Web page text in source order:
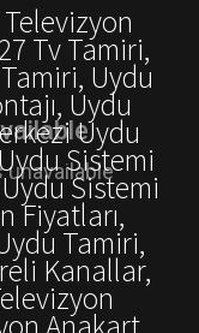
Tv Tamiri,
Uydu
Uydu
Uydu
Sistemi
Sistemi
Fiyatları,
Tamiri,
Kanallar,